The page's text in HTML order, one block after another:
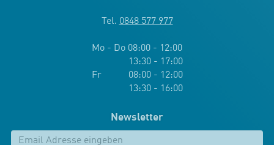
Tel. 0848 577 977
Mo - Do 08:00 - 12:00
13:30 - 17:00
Fr 08:00 - 12:00
13:30 - 16:00
Newsletter